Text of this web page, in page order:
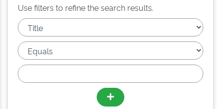
Use filters to refine the search results.